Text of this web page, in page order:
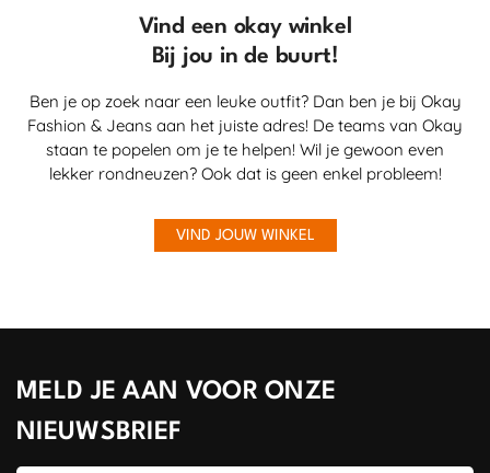
Vind een okay winkel
Bij jou in de buurt!
Ben je op zoek naar een leuke outfit? Dan ben je bij Okay
Fashion & Jeans aan het juiste adres! De teams van Okay
staan te popelen om je te helpen! Wil je gewoon even
lekker rondneuzen? Ook dat is geen enkel probleem!
VIND JOUW WINKEL
MELD JE AAN VOOR ONZE
NIEUWSBRIEF